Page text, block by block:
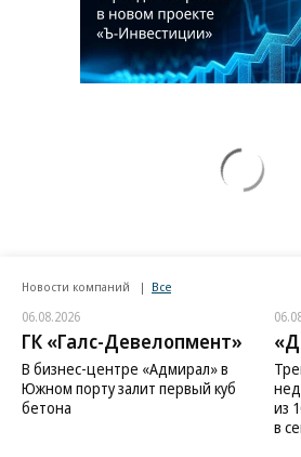
Новости компаний Все
06.08.2026
ГК «Галс-Девелопмент»
В бизнес-центре «Адмирал» в
Южном порту залит первый куб
бетона
из
в